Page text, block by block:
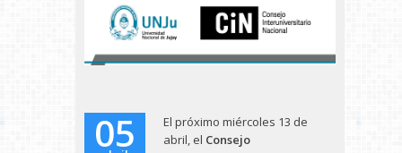
05
El próximo miércoles 13 de
abril, el Consejo